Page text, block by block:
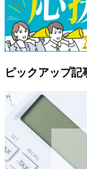
ピックアップ記